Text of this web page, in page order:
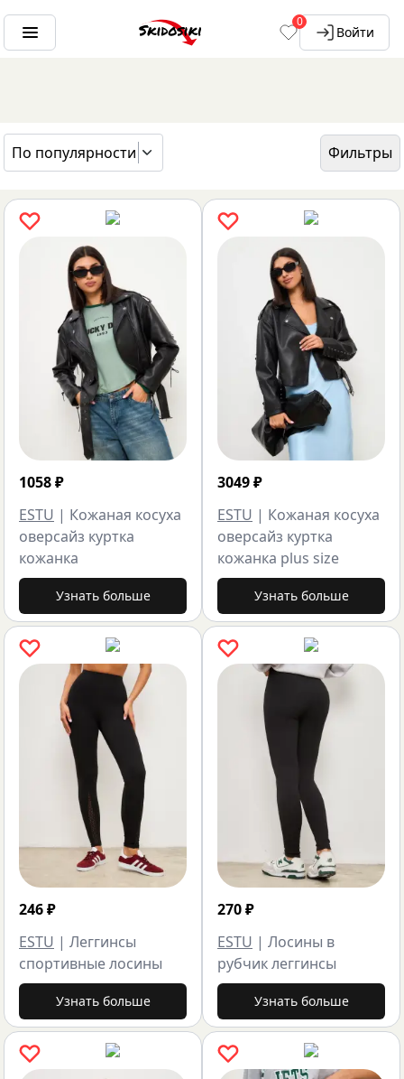
0
Войти
По популярности
Фильтры
ГЛАВНАЯ
БРЕНДЫ
1058₽
ESTU | Кожаная косуха
оверсайз куртка
кожанка
Узнать больше
246₽
ESTU | Леггинсы
спортивные лосины
Узнать больше
3049₽
ESTU | Кожаная косуха
оверсайз куртка
кожанка plus size
Узнать больше
270₽
ESTU | Лосины в
рубчик леггинсы
Узнать больше